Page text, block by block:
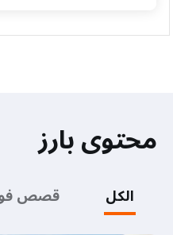
محتوى بارز
الكل قصص